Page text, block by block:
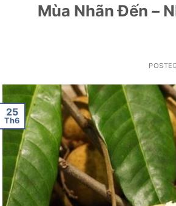
Mùa Nhãn Đến –
25
Th6